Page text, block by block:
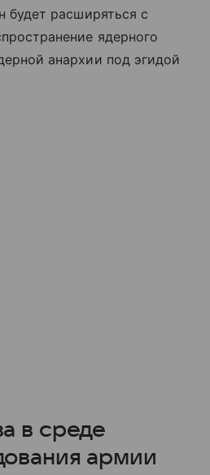
будет расширяться с
ядерного
анархии под эгидой
в среде
армии